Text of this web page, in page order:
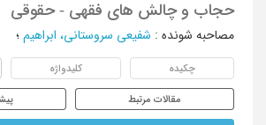
حجاب و چالش های فقهی - حقوقی
مصاحبه شونده : شفیعی سروستانی، ابراهیم ؛
چکیده کلیدواژه
مقالات مرتبط